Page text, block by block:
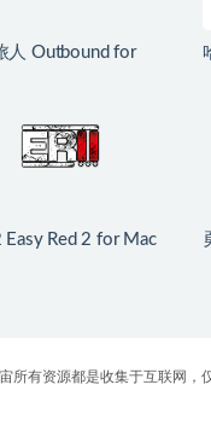
人 Outbound for
Easy Red 2 for Mac
所有资源都是收集于互联网，